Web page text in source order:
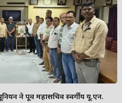
ने पूर्व महासचिव स्वर्गीय यू.एन.